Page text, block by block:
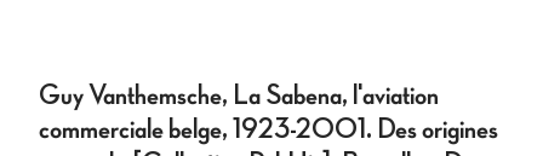
Guy Vanthemsche, La Sabena, l'aviation
commerciale belge, 1923-2001. Des origines